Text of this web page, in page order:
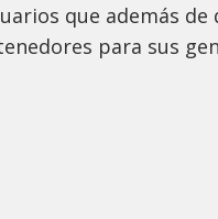
que además de
para sus